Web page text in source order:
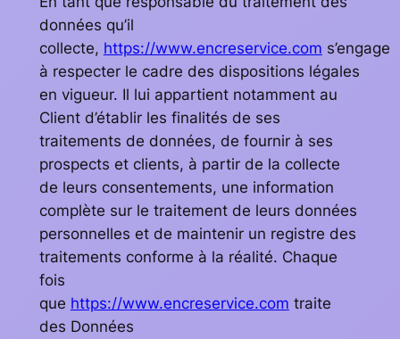
données qu’il
collecte, https://www.encreservice.com s’engage
à respecter le cadre des dispositions légales
en vigueur. Il lui appartient notamment au
Client d’établir les finalités de ses
traitements de données, de fournir à ses
prospects et clients, à partir de la collecte
de leurs consentements, une information
complète sur le traitement de leurs données
personnelles et de maintenir un registre des
traitements conforme à la réalité. Chaque
fois
que https://www.encreservice.com traite
des Données